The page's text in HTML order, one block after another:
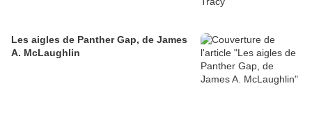
Les aigles de Panther Gap, de James
A. McLaughlin